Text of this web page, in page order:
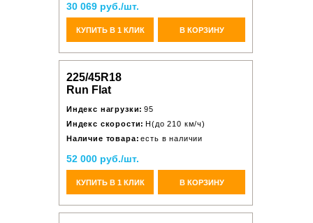
30 069 руб./шт.
КУПИТЬ В 1 КЛИК В КОРЗИНУ
225/45R18
Run Flat
Индекс нагрузки: 95
Индекс скорости: H(до 210 км/ч)
Наличие товара: есть в наличии
52 000 руб./шт.
КУПИТЬ В 1 КЛИК В КОРЗИНУ